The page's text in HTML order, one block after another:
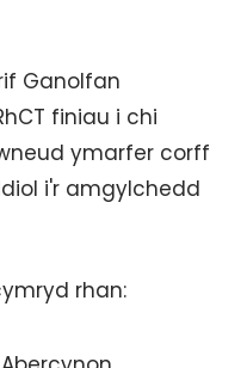
Ganolfan
finiau i chi
ymarfer corff
i'r amgylchedd
rhan: